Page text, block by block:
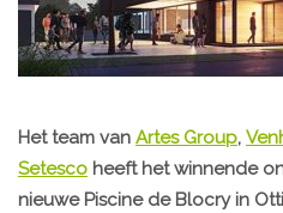
Het team van Artes Group,
Setesco heeft het winnende
nieuwe Piscine de Blocry in